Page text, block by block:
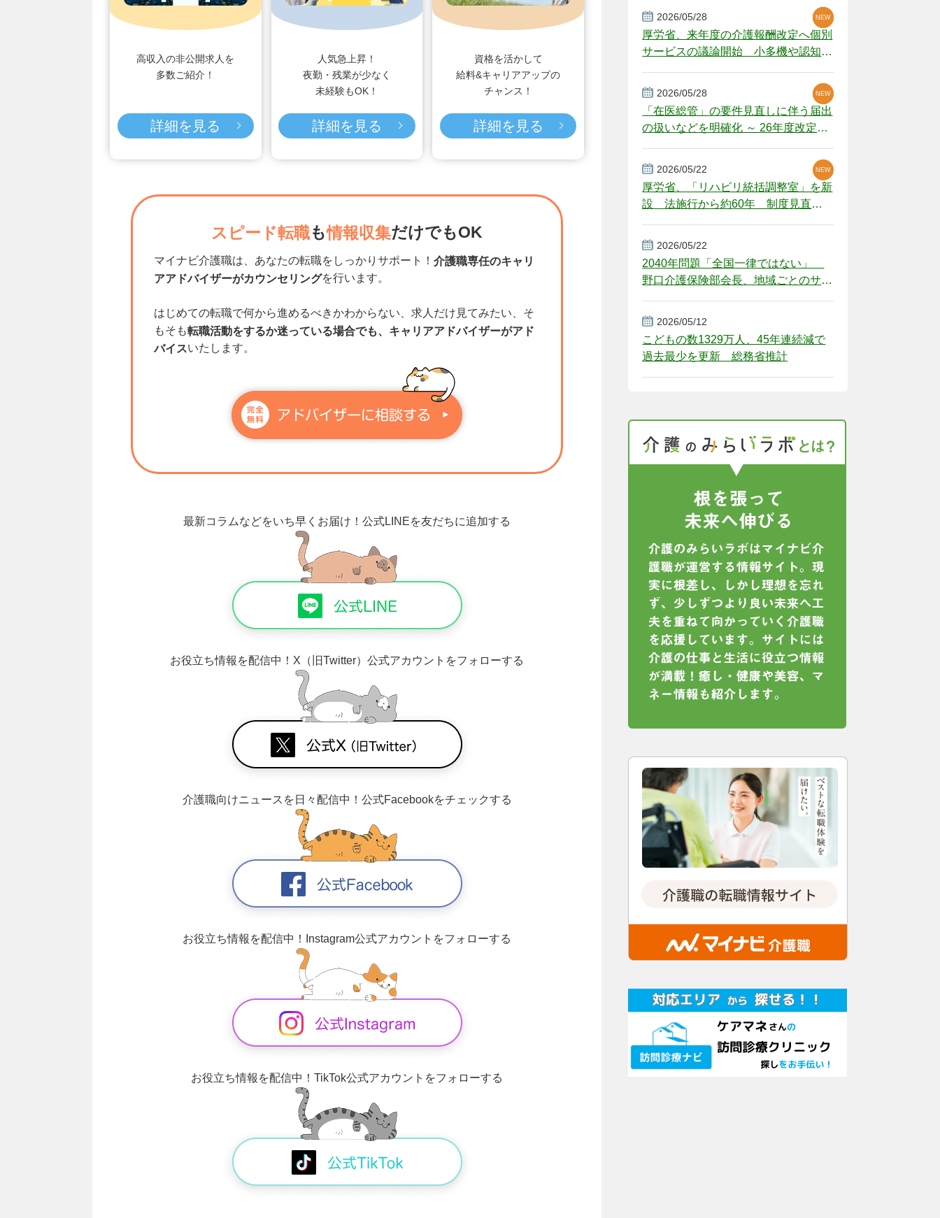
高収入の非公開求人を
多数ご紹介！
詳細を見る
人気急上昇！
夜勤・残業が少なく
未経験もOK！
詳細を見る
資格を活かして
給料&キャリアアップの
チャンス！
詳細を見る
スピード転職も情報収集だけでもOK
マイナビ介護職は、あなたの転職をしっかりサポート！ 介護職専任のキャリ
アアドバイザーがカウンセリングを行います。
はじめての転職で何から進めるべきかわからない、求人だけ見てみたい、そ
もそも転職活動をするか迷っている場合でも、キャリアアドバイザーがアド
バイスいたします。
最新コラムなどをいち早くお届け！ 公式LINEを友だちに追加する
お役立ち情報を配信中！ X（旧Twitter）公式アカウントをフォローする
介護職向けニュースを日々配信中！ 公式Facebookをチェックする
お役立ち情報を配信中！ Instagram公式アカウントをフォローする
お役立ち情報を配信中！ TikTok公式アカウントをフォローする
2026/05/28
厚労省、来年度の介護報酬改定へ個別
サービスの議論開始 小多機や認知症
NEW
NEW
NEW
2026/05/28
「在医総管」の要件見直しに伴う届出
の扱いなどを明確化 ～ 26年度改定疑
NEW
NEW
2026/05/22
厚労省、「リハビリ統括調整室」を新
設 法施行から約60年 制度見直し
NEW
2026/05/22
2040年問題「全国一律ではない」
野口介護保険部会長、地域ごとのサー
2026/05/12
こどもの数1329万人、45年連続減で
過去最少を更新 総務省推計